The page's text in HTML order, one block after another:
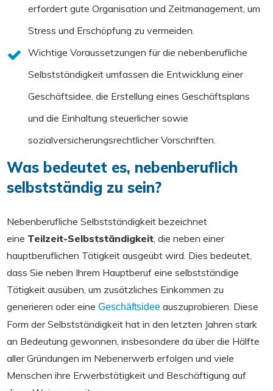
erfordert gute Organisation und Zeitmanagement, um
Stress und Erschöpfung zu vermeiden.
Wichtige Voraussetzungen für die nebenberufliche
Selbstständigkeit umfassen die Entwicklung einer
Geschäftsidee, die Erstellung eines Geschäftsplans
und die Einhaltung steuerlicher sowie
sozialversicherungsrechtlicher Vorschriften.
Was bedeutet es, nebenberuflich
selbstständig zu sein?
Nebenberufliche Selbstständigkeit bezeichnet
eine Teilzeit-Selbstständigkeit, die neben einer
hauptberuflichen Tätigkeit ausgeübt wird. Dies bedeutet,
dass Sie neben Ihrem Hauptberuf eine selbstständige
Tätigkeit ausüben, um zusätzliches Einkommen zu
generieren oder eine Geschäftsidee auszuprobieren. Diese
Form der Selbstständigkeit hat in den letzten Jahren stark
an Bedeutung gewonnen, insbesondere da über die Hälfte
aller Gründungen im Nebenerwerb erfolgen und viele
Menschen ihre Erwerbstätigkeit und Beschäftigung auf